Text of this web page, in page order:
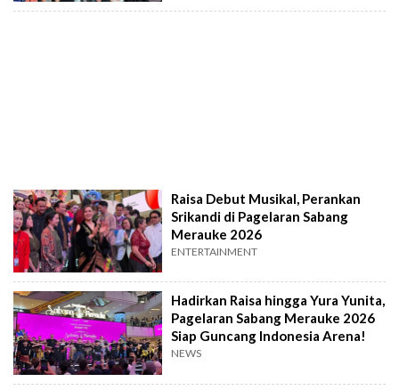
Raisa Debut Musikal, Perankan
Srikandi di Pagelaran Sabang
Merauke 2026
ENTERTAINMENT
Hadirkan Raisa hingga Yura Yunita,
Pagelaran Sabang Merauke 2026
Siap Guncang Indonesia Arena!
NEWS